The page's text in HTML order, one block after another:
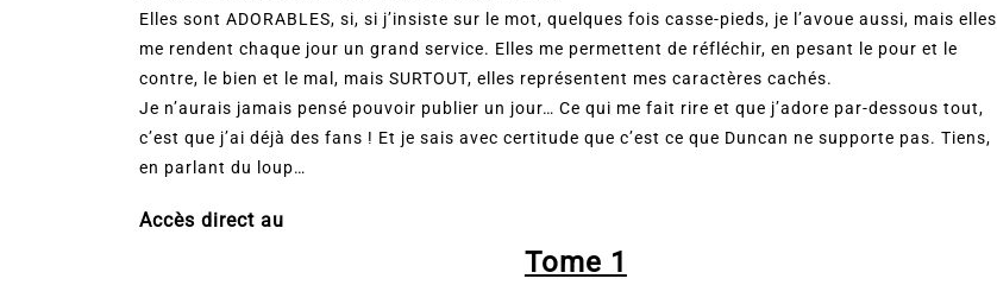
Elles sont ADORABLES, si, si j’insiste sur le mot, quelques fois casse-pieds, je l’avoue aussi, mais elles
me rendent chaque jour un grand service. Elles me permettent de réfléchir, en pesant le pour et le
contre, le bien et le mal, mais SURTOUT, elles représentent mes caractères cachés.
Je n’aurais jamais pensé pouvoir publier un jour… Ce qui me fait rire et que j’adore par-dessous tout,
c’est que j’ai déjà des fans ! Et je sais avec certitude que c’est ce que Duncan ne supporte pas. Tiens,
en parlant du loup…
Accès direct au
Tome 1